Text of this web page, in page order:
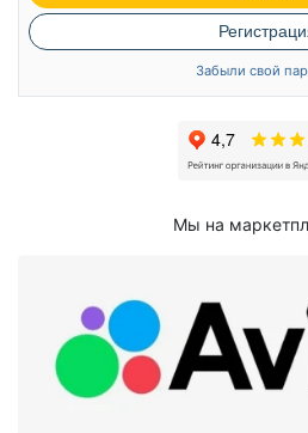
Забыли свой
Мы на